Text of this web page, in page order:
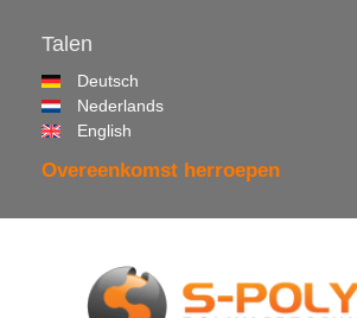
Talen
Deutsch
Nederlands
English
Overeenkomst herroepen